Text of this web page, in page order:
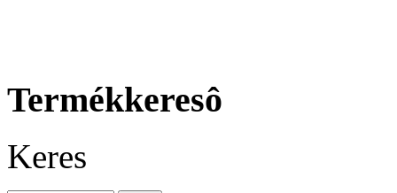
Termékkeresô
Keres